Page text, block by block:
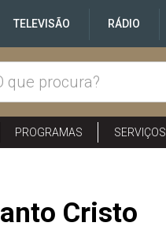
TELEVISÃO RÁDIO
PROGRAMAS SERVIÇOS
Cristo